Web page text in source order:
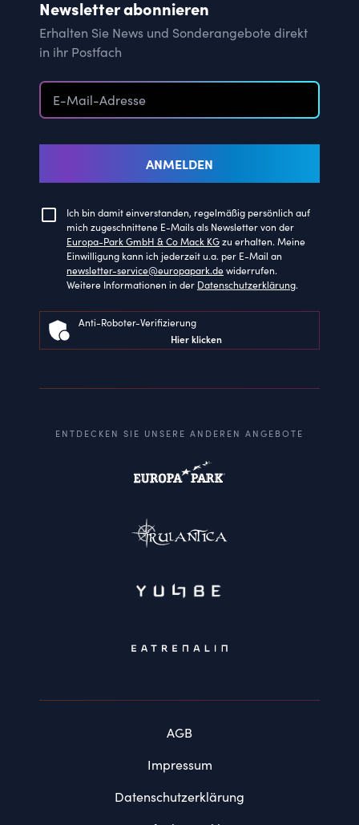
Newsletter abonnieren
Erhalten Sie News und Sonderangebote direkt
in ihr Postfach
ANMELDEN
Ich bin damit einverstanden, regelmäßig persönlich auf
mich zugeschnittene E-Mails als Newsletter von der
Europa-Park GmbH & Co Mack KGzu erhalten. Meine
Einwilligung kann ich jederzeit u.a. per E-Mail an
newsletter-service@europapark.dewiderrufen.
Weitere Informationen in der Datenschutzerklärung.
Anti-Roboter-Verifizierung
Hier klicken
ENTDECKEN SIE UNSERE ANDEREN ANGEBOTE
AGB
Impressum
Datenschutzerklärung